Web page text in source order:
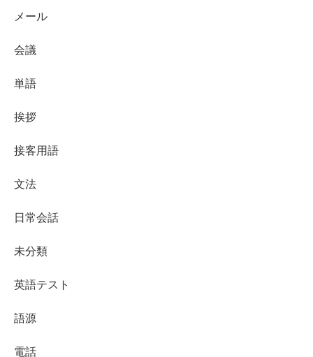
メール
会議
単語
挨拶
接客用語
文法
日常会話
未分類
英語テスト
語源
電話